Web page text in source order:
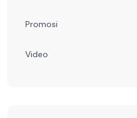
Promosi
Video